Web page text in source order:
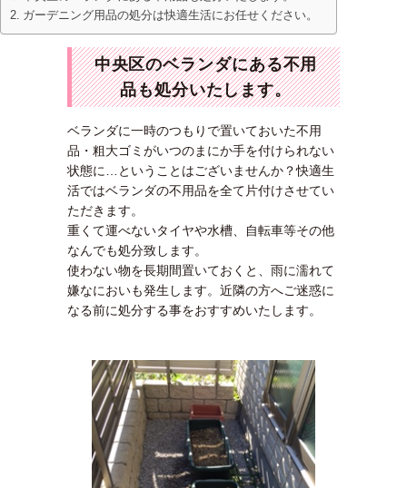
ガーデニング用品の処分は快適生活にお任せください。
中央区のベランダにある不用
品も処分いたします。
ベランダに一時のつもりで置いておいた不用
品・粗大ゴミがいつのまにか手を付けられない
状態に…ということはございませんか？快適生
活ではベランダの不用品を全て片付けさせてい
ただきます。
重くて運べないタイヤや水槽、自転車等その他
なんでも処分致します。
使わない物を長期間置いておくと、雨に濡れて
嫌なにおいも発生します。近隣の方へご迷惑に
なる前に処分する事をおすすめいたします。